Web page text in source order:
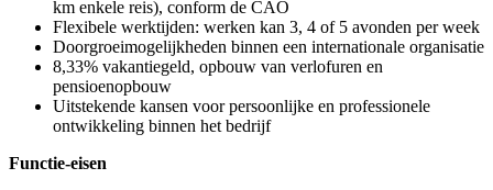
km enkele reis), conform de CAO
Flexibele werktijden: werken kan 3, 4 of 5 avonden per week
Doorgroeimogelijkheden binnen een internationale organisatie
8,33% vakantiegeld, opbouw van verlofuren en
pensioenopbouw
Uitstekende kansen voor persoonlijke en professionele
ontwikkeling binnen het bedrijf
Functie-eisen